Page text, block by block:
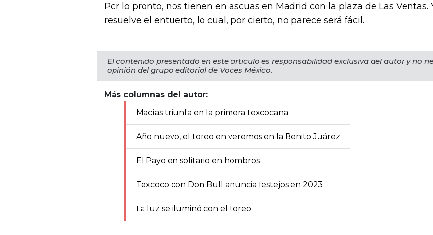
Por lo pronto, nos tienen en ascuas en Madrid con la plaza de Las Ventas.
resuelve el entuerto, lo cual, por cierto, no parece será fácil.
El contenido presentado en este artículo es responsabilidad exclusiva del autor y no
opinión del grupo editorial de Voces México.
Más columnas del autor:
Macías triunfa en la primera texcocana
Año nuevo, el toreo en veremos en la Benito Juárez
El Payo en solitario en hombros
Texcoco con Don Bull anuncia festejos en 2023
La luz se iluminó con el toreo